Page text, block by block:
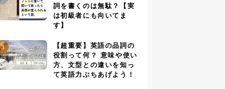
詞を書くのは無駄？【実
は初級者にも向いてま
す】
【超重要】英語の品詞の
役割って何？ 意味や使い
方、文型との違いを知っ
て英語力ぶちあげよう！